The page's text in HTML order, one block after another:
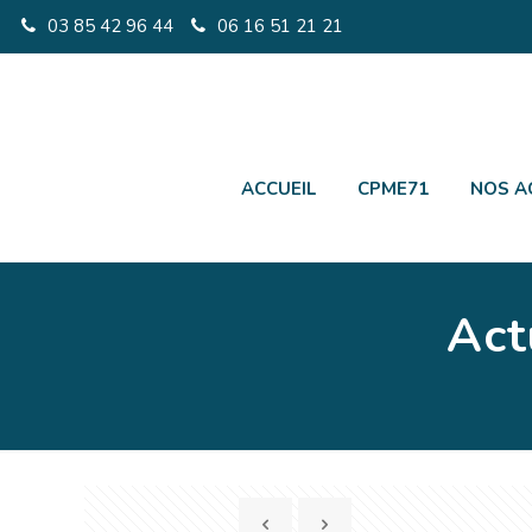
03 85 42 96 44 06 16 51 21 21
ACCUEIL CPME71 NOS